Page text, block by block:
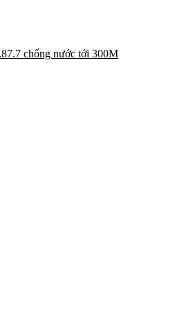
chống nước tới 300M